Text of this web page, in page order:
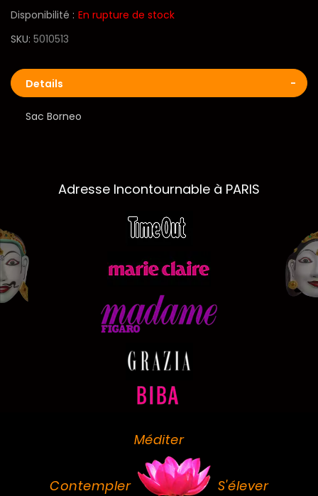
Disponibilité : En rupture de stock
SKU 5010513
Details
Sac Borneo
Adresse Incontournable à PARIS
Méditer
Contempler S'élever